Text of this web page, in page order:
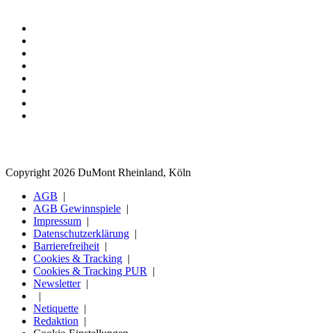
Copyright 2026 DuMont Rheinland, Köln
AGB
AGB Gewinnspiele
Impressum
Datenschutzerklärung
Barrierefreiheit
Cookies & Tracking
Cookies & Tracking PUR
Newsletter
Netiquette
Redaktion